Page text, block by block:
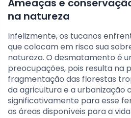
Ameaças e
na natureza
Infelizmente, os tucanos
que colocam em risco sua
natureza. O desmatamento é
preocupações, pois resulta na
fragmentação das florestas
da agricultura e a urbanização
significativamente para esse
as áreas disponíveis para a